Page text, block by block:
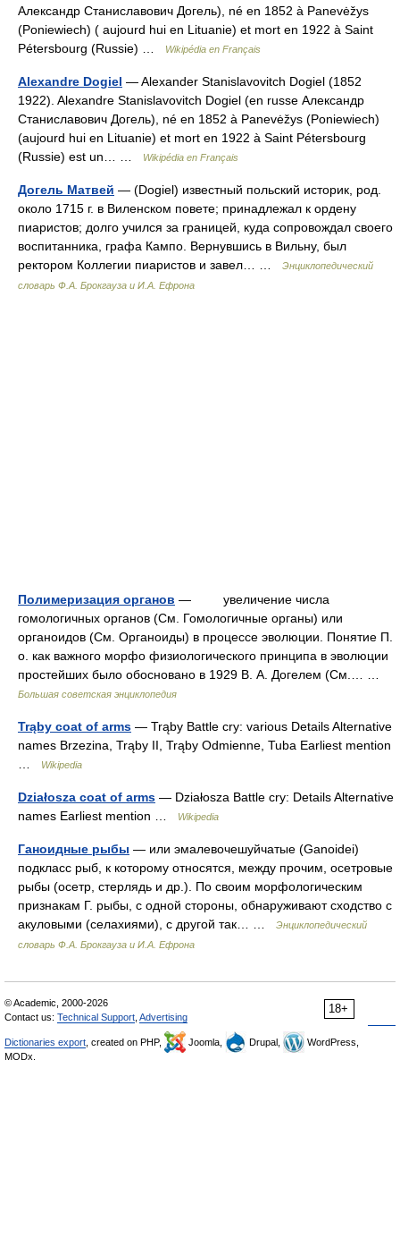
Александр Станиславович Догель), né en 1852 à Panevėžys
(Poniewiech) ( aujourd hui en Lituanie) et mort en 1922 à Saint
Pétersbourg (Russie) …
Wikipédia en Français
Alexandre Dogiel — Alexander Stanislavovitch Dogiel (1852
1922). Alexandre Stanislavovitch Dogiel (en russe Александр
Станиславович Догель), né en 1852 à Panevėžys (Poniewiech)
(aujourd hui en Lituanie) et mort en 1922 à Saint Pétersbourg
(Russie) est un… …
Wikipédia en Français
Догель Матвей — (Dogiel) известный польский историк, род.
около 1715 г. в Виленском повете; принадлежал к ордену
пиаристов; долго учился за границей, куда сопровождал своего
воспитанника, графа Кампо. Вернувшись в Вильну, был
ректором Коллегии пиаристов и завел… …
Энциклопедический
словарь Ф.А. Брокгауза и И.А. Ефрона
Полимеризация органов — увеличение числа
гомологичных органов (См. Гомологичные органы) или
органоидов (См. Органоиды) в процессе эволюции. Понятие П.
о. как важного морфо физиологического принципа в эволюции
простейших было обосновано в 1929 В. А. Догелем (См.… …
Большая советская энциклопедия
Trąby coat of arms — Trąby Battle cry: various Details Alternative
names Brzezina, Trąby II, Trąby Odmienne, Tuba Earliest mention
Wikipedia
Działosza coat of arms — Działosza Battle cry: Details Alternative
names Earliest mention …
Wikipedia
Ганоидные рыбы — или эмалевочешуйчатые (Ganoidei)
подкласс рыб, к которому относятся, между прочим, осетровые
рыбы (осетр, стерлядь и др.). По своим морфологическим
признакам Г. рыбы, с одной стороны, обнаруживают сходство с
акуловыми (селахиями), с другой так… …
Энциклопедический
словарь Ф.А. Брокгауза и И.А. Ефрона
18+
© Academic, 2000-2026
Contact us: Technical Support Advertising
Dictionaries export , created on PHP, Joomla, Drupal,
WordPress,
MODx.